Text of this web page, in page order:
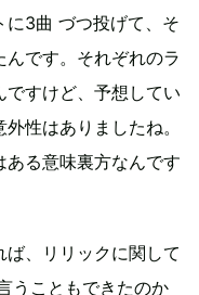
に3曲 づつ投げて、そ
です。それぞれのラ
ですけど、予想してい
性はありましたね。
る意味裏方なんです
、リリックに関して
うこともできたのか